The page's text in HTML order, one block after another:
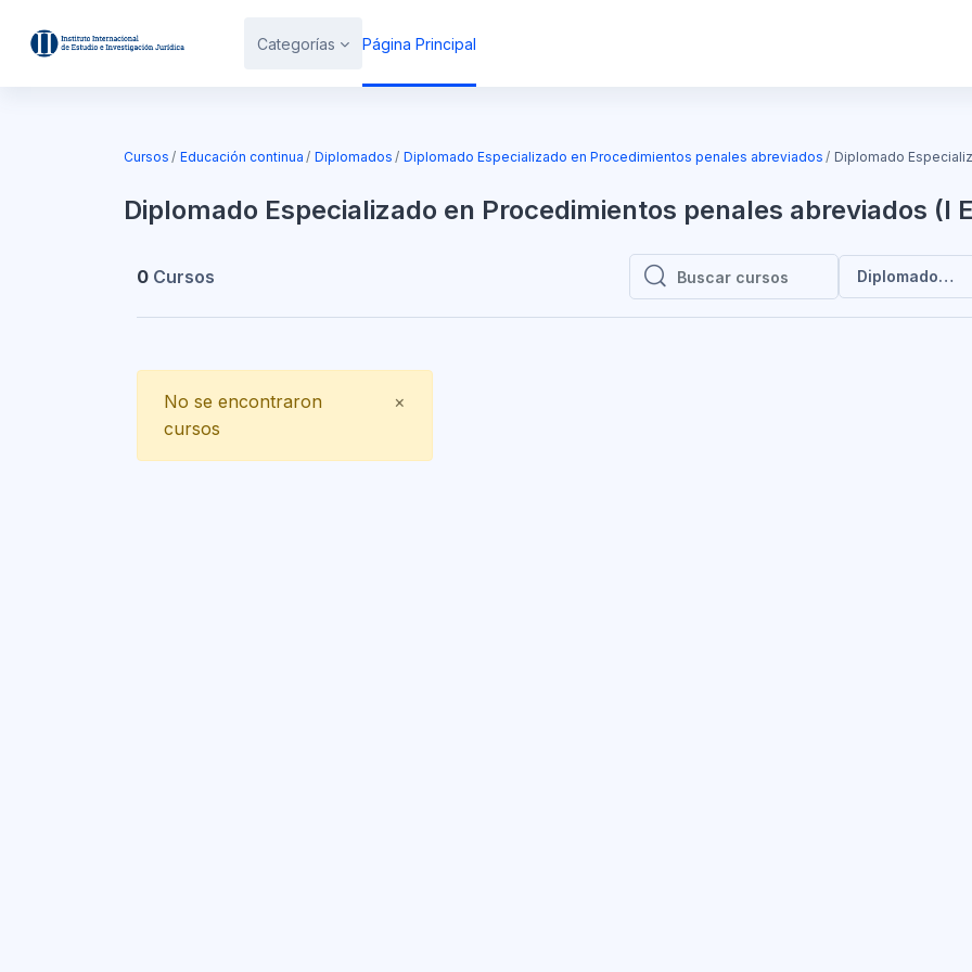
Categorías Página Principal
Cursos Educación continua Diplomados Diplomado Especializado en Procedimientos penales abreviados Diplomado
Diplomado Especializado en Procedimientos penales abreviados (I
0 Cursos
Buscar cursos
Buscar cursos
Diplomado
×
No se encontraron
cursos